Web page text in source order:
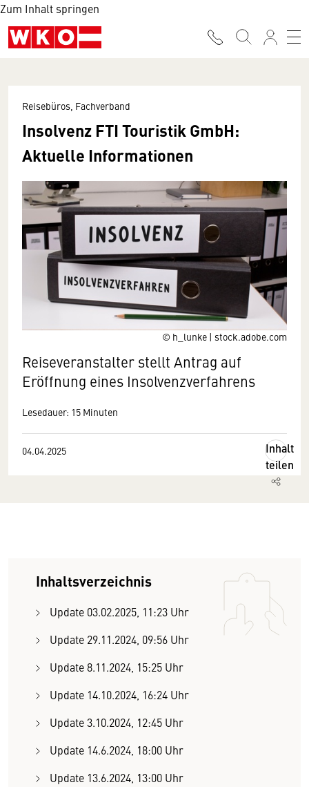
Zum Inhalt springen
© h_lunke | stock.adobe.com
Reisebüros, Fachverband
Insolvenz FTI Touristik GmbH:
Aktuelle Informationen
Reiseveranstalter stellt Antrag auf
Eröffnung eines Insolvenzverfahrens
Lesedauer: 15 Minuten
04.04.2025
Inhalt
teilen
Inhaltsverzeichnis
Update 03.02.2025, 11:23 Uhr
Update 29.11.2024, 09:56 Uhr
Update 8.11.2024, 15:25 Uhr
Update 14.10.2024, 16:24 Uhr
Update 3.10.2024, 12:45 Uhr
Update 14.6.2024, 18:00 Uhr
Update 13.6.2024, 13:00 Uhr